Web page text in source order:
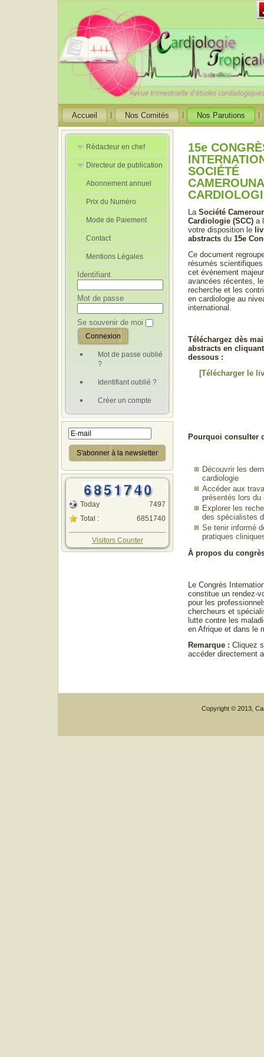
Accueil Nos Comités Nos Parutions
Rédacteur en chef
Rédacteurs en
Chef Adjoint
Directeur de publication
Directeur de
publication
adjoint
Abonnement annuel
Prix du Numéro
Mode de Paiement
Contact
Mentions Légales
Identifiant
Mot de passe
Se souvenir de moi
Mot de passe oublié
?
Identifiant oublié ?
Créer un compte
Today
Total :
7497
6851740
Visitors Counter
15e
SOCIÉTÉ
La Société
Cardiologie (SCC) a
votre disposition le
abstracts du 15e
Ce document
résumés
cet événement
avancées récentes,
recherche et les
en cardiologie au
international.
Téléchargez dès
abstracts en
dessous :
[Télécharger le
Pourquoi consulter
Découvrir les
cardiologie
Accéder aux
présentés lors du
Explorer les
des spécialistes
Se tenir informé
pratiques
À propos du
Le Congrès
constitue un rendez-
pour les
chercheurs et
lutte contre les
en Afrique et dans le
Remarque : Cliquez
accéder directement
Copyright © 2013,